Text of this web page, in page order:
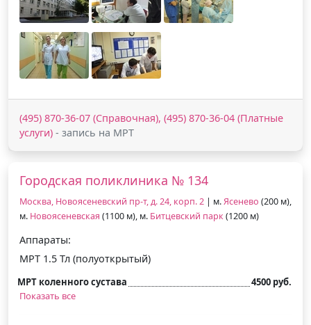
(495) 870-36-07 (Справочная), (495) 870-36-04 (Платные
услуги) - запись на МРТ
Городская поликлиника № 134
Москва, Новоясеневский пр-т, д. 24, корп. 2 | м.Ясенево (200 м),
м. Новоясеневская (1100 м), м. Битцевский парк(1200 м)
Аппараты:
МРТ 1.5 Тл (полуоткрытый)
МРТ коленного сустава
4500 руб.
Показать все